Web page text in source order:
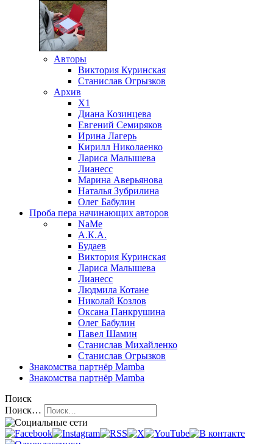
Авторы
Виктория Куринская
Станислав Огрызков
Архив
X1
Диана Козинцева
Евгений Семиряков
Ирина Лагерь
Кирилл Николаенко
Лариса Малышева
Лианесс
Марина Аверьянова
Наталья Зубрилина
Олег Бабулин
Проба пера начинающих авторов
NaMe
А.К.А.
Будаев
Виктория Куринская
Лариса Малышева
Лианесс
Людмила Котане
Николай Козлов
Оксана Панкрушина
Олег Бабулин
Павел Шамин
Станислав Михайленко
Станислав Огрызков
Знакомства партнёр Mamba
Знакомства партнёр Mamba
Поиск
Поиск…